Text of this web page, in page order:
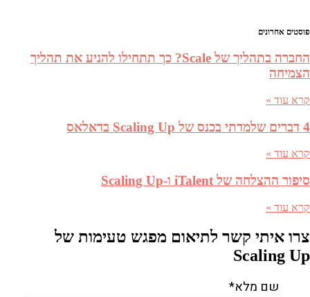
פוסטים אחרונים
החברה בתהליך של Scale? כך תתחילו להניע את תהליך
הצמיחה
קרא עוד »
4 דברים שלמדתי בכנס של Scaling Up בדאלאס
קרא עוד »
סיפור ההצלחה של iTalent ו-Scaling Up
קרא עוד »
צרו איתי קשר לתיאום מפגש טעימות של
Scaling Up
שם מלא*